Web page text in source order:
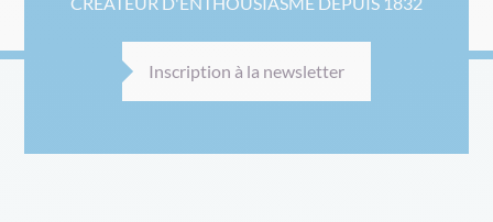
Inscription à la newsletter